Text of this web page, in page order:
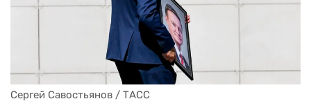
Сергей Савостьянов / ТАСС